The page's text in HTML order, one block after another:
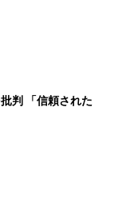
判 「信頼された